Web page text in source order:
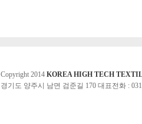
Copyright 2014 KOREA HIGH TECH
경기도 양주시 남면 검준길 170 대표전화 :